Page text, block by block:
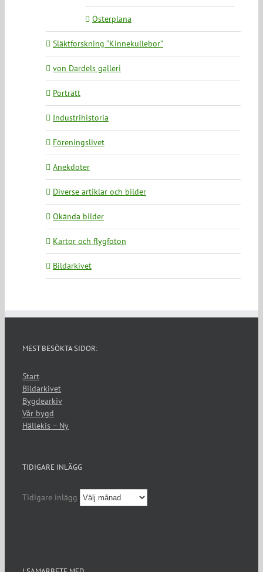
Österplana
Släktforskning ”Kinnekullebor”
von Dardels galleri
Porträtt
Industrihistoria
Föreningslivet
Anekdoter
Diverse artiklar och bilder
Okända bilder
Kartor och flygfoton
Bildarkivet
MEST BESÖKTA SIDOR:
Start
Bildarkivet
Bygdearkiv
Vår bygd
Hällekis – Ny
TIDIGARE INLÄGG
Tidigare inlägg